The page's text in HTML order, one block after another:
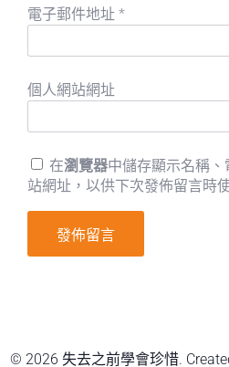
電子郵件地址 *
個人網站網址
在瀏覽器中儲存顯示名稱
站網址，以供下次發佈留言時
© 2026 失去之前學會珍惜.